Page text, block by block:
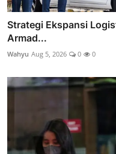
Strategi Ekspansi
Armad...
Wahyu Aug 5, 2026 0 0